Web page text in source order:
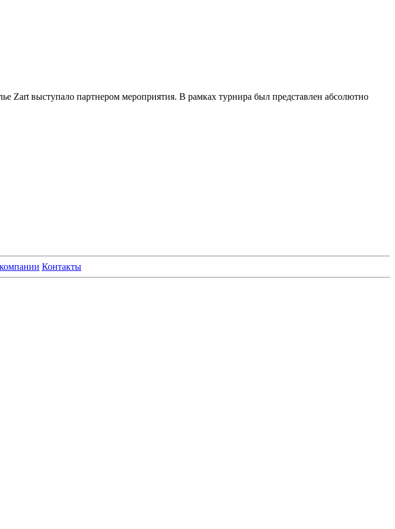
Zart выступало партнером мероприятия. В рамках турнира был представлен абсолютно
Контакты